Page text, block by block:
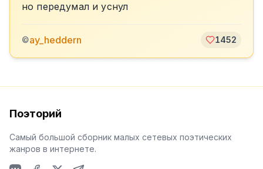
но передумал и уснул
©ay_heddern 1452
Поэторий
Самый большой сборник малых сетевых поэтических
жанров в интернете.